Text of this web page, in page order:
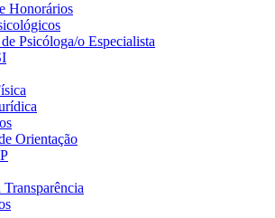
Honorários
Psicóloga/o Especialista
Orientação
Transparência